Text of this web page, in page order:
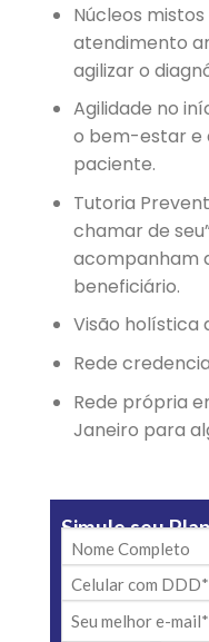
Núcleos
atendimento
agilizar o
Agilidade no
o bem-estar e
paciente.
Tutoria
chamar de
acompanham
beneficiário.
Visão holística
Rede
Rede própria
Janeiro para